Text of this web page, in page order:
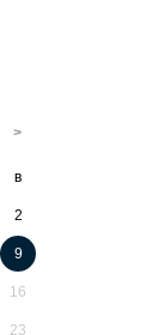
в
2
9
16
23